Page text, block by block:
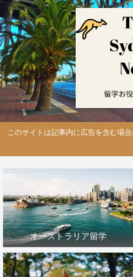
このサイトは記事内に広告を含む場
オーストラリア留学